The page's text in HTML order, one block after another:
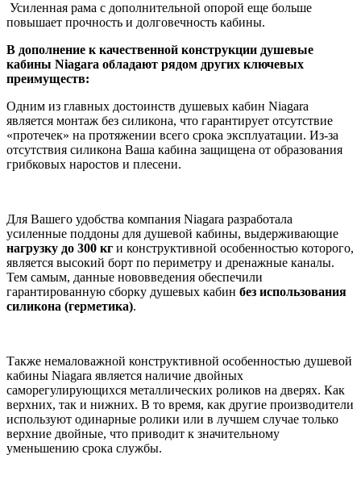
Усиленная рама с дополнительной опорой еще больше
повышает прочность и долговечность кабины.
В дополнение к качественной конструкции душевые
кабины Niagara обладают рядом других ключевых
преимуществ:
Одним из главных достоинств душевых кабин Niagara
является монтаж без силикона, что гарантирует отсутствие
«протечек» на протяжении всего срока эксплуатации. Из-за
отсутствия силикона Ваша кабина защищена от образования
грибковых наростов и плесени.
Для Вашего удобства компания Niagara разработала
усиленные поддоны для душевой кабины, выдерживающие
нагрузку до 300 кг и конструктивной особенностью которого,
является высокий борт по периметру и дренажные каналы.
Тем самым, данные нововведения обеспечили
гарантированную сборку душевых кабин без использования
силикона (герметика).
Также немаловажной конструктивной особенностью душевой
кабины Niagara является наличие двойных
саморегулирующихся металлических роликов на дверях. Как
верхних, так и нижних. В то время, как другие производители
используют одинарные ролики или в лучшем случае только
верхние двойные, что приводит к значительному
уменьшению срока службы.